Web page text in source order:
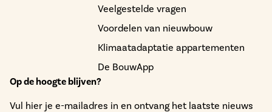
Veelgestelde vragen
Voordelen van nieuwbouw
Klimaatadaptatie appartementen
De BouwApp
Op de hoogte blijven?
Vul hier je e-mailadres in en ontvang het laatste nieuws